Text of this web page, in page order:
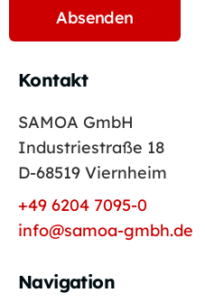
Kontakt
SAMOA GmbH
Industriestraße 18
D-68519 Viernheim
+49 6204 7095-0
info@samoa-gmbh.de
Navigation